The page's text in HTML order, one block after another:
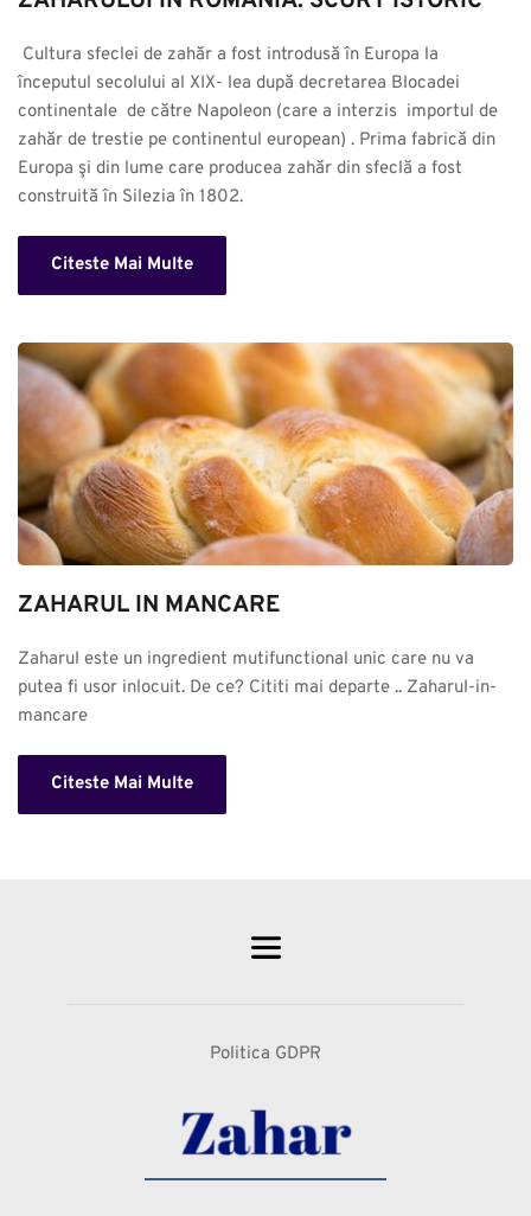
începutul secolului al XIX- lea după decretarea Blocadei
continentale  de către Napoleon (care a interzis  importul de
zahăr de trestie pe continentul european) . Prima fabrică din
Europa şi din lume care producea zahăr din sfeclă a fost
construită în Silezia în 1802.
Citeste Mai Multe
ZAHARUL IN MANCARE
Zaharul este un ingredient mutifunctional unic care nu va
putea fi usor inlocuit. De ce? Cititi mai departe .. Zaharul-in-
mancare
Citeste Mai Multe
Politica GDPR